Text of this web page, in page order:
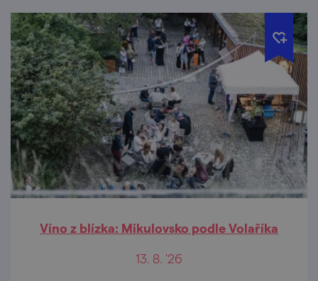
Víno z blízka: Mikulovsko podle Volaříka
13. 8. '26